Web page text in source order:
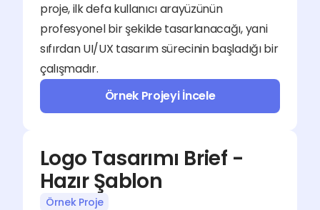
proje, ilk defa kullanıcı arayüzünün
profesyonel bir şekilde tasarlanacağı, yani
sıfırdan UI/UX tasarım sürecinin başladığı bir
çalışmadır.
Örnek Projeyi İncele
Logo Tasarımı Brief -
Hazır Şablon
Örnek Proje